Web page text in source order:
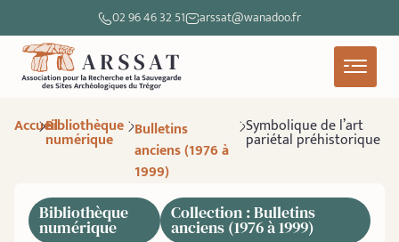
02 96 46 32 51 arssat@wanadoo.fr
AccueilBibliothèque
numérique
Bulletins
anciens (1976 à
1999)
Symbolique de l’art
pariétal préhistorique
Bibliothèque
numérique
Collection : Bulletins
anciens (1976 à 1999)